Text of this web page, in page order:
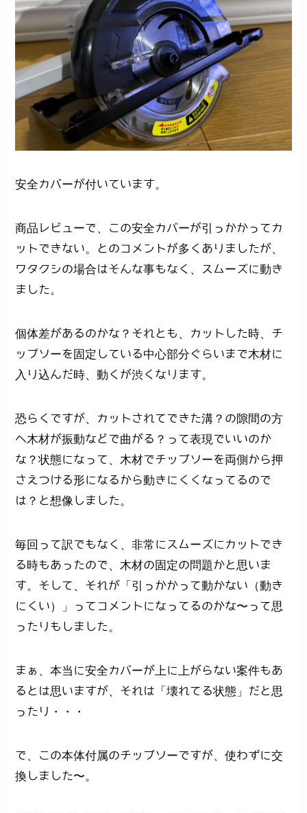
安全カバーが付いています。
商品レビューで、この安全カバーが引っかかってカ
ットできない。とのコメントが多くありましたが、
ワタクシの場合はそんな事もなく、スムーズに動き
ました。
個体差があるのかな？それとも、カットした時、チ
ップソーを固定している中心部分ぐらいまで木材に
入り込んだ時、動くが渋くなります。
恐らくですが、カットされてできた溝？の隙間の方
へ木材が振動などで曲がる？って表現でいいのか
な？状態になって、木材でチップソーを両側から押
さえつける形になるから動きにくくなってるので
は？と想像しました。
毎回って訳でもなく、非常にスムーズにカットでき
る時もあったので、木材の固定の問題かと思いま
す。そして、それが「引っかかって動かない（動き
にくい）」ってコメントになってるのかな〜って思
ったりもしました。
まぁ、本当に安全カバーが上に上がらない案件もあ
るとは思いますが、それは「壊れてる状態」だと思
ったり・・・
で、この本体付属のチップソーですが、使わずに交
換しました〜。